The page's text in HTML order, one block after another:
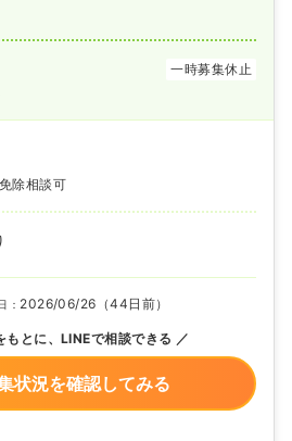
一時募集休止
除相談可
： 2026/06/26（44日前）
もとに、LINEで相談できる
状況を確認してみる